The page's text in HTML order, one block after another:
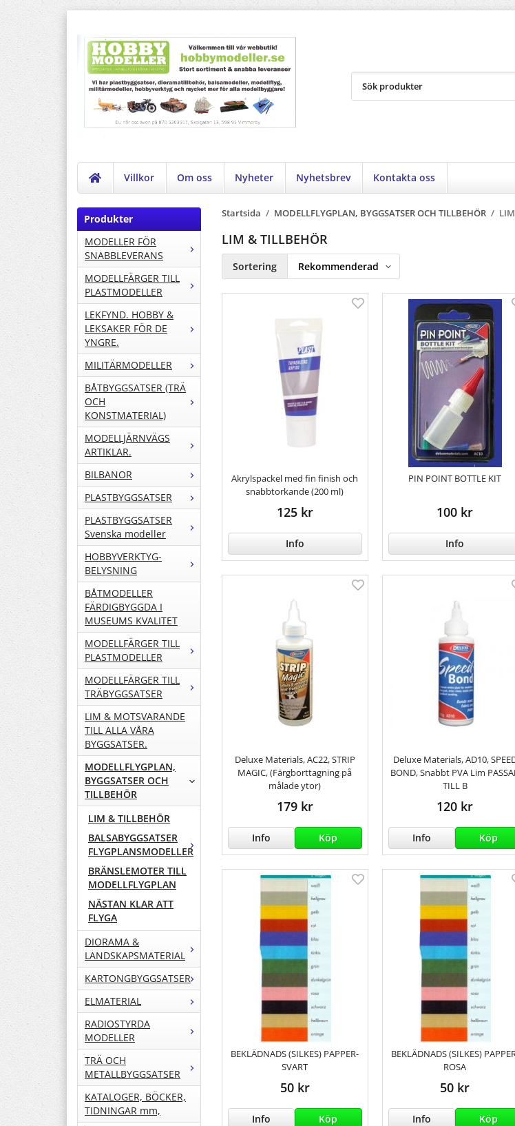
Villkor Om oss Nyheter Nyhetsbrev Kontakta oss
Produkter
MODELLER FÖR
SNABBLEVERANS
MODELLFÄRGER TILL
PLASTMODELLER
LEKFYND. HOBBY &
LEKSAKER FÖR DE
YNGRE.
MILITÄRMODELLER
BÅTBYGGSATSER (TRÄ
OCH
KONSTMATERIAL)
MODELLJÄRNVÄGS
ARTIKLAR.
BILBANOR
PLASTBYGGSATSER
PLASTBYGGSATSER
Svenska modeller
HOBBYVERKTYG-
BELYSNING
BÅTMODELLER
FÄRDIGBYGGDA I
MUSEUMS KVALITET
MODELLFÄRGER TILL
PLASTMODELLER
MODELLFÄRGER TILL
TRÄBYGGSATSER
LIM & MOTSVARANDE
TILL ALLA VÅRA
BYGGSATSER.
MODELLFLYGPLAN,
BYGGSATSER OCH
TILLBEHÖR
LIM & TILLBEHÖR
BALSABYGGSATSER
FLYGPLANSMODELLER
BRÄNSLEMOTER TILL
MODELLFLYGPLAN
NÄSTAN KLAR ATT
FLYGA
DIORAMA &
LANDSKAPSMATERIAL
KARTONGBYGGSATSER
ELMATERIAL
RADIOSTYRDA
MODELLER
TRÄ OCH
METALLBYGGSATSER
KATALOGER, BÖCKER,
TIDNINGAR mm,
Startsida / MODELLFLYGPLAN, BYGGSATSER OCH TILLBEHÖR /
LIM & TILLBEHÖR
Sortering
Akrylspackel med fin finish och
snabbtorkande (200 ml)
125 kr
Info
PIN POINT BOTTLE KIT
100 kr
Info
Deluxe Materials, AC22, STRIP
MAGIC, (Färgborttagning på
målade ytor)
179 kr
Info Köp
Deluxe Materials, AD10,
BOND, Snabbt PVA Lim
TILL B
120 kr
Info Köp
BEKLÄDNADS (SILKES) PAPPER-
SVART
50 kr
Info Köp
BEKLÄDNADS (SILKES)
ROSA
50 kr
Info Köp